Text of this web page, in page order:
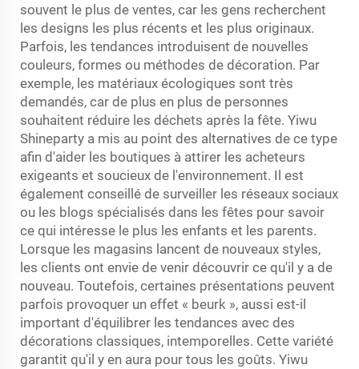
souvent le plus de ventes, car les gens recherchent
les designs les plus récents et les plus originaux.
Parfois, les tendances introduisent de nouvelles
couleurs, formes ou méthodes de décoration. Par
exemple, les matériaux écologiques sont très
demandés, car de plus en plus de personnes
souhaitent réduire les déchets après la fête. Yiwu
Shineparty a mis au point des alternatives de ce type
afin d'aider les boutiques à attirer les acheteurs
exigeants et soucieux de l'environnement. Il est
également conseillé de surveiller les réseaux sociaux
ou les blogs spécialisés dans les fêtes pour savoir
ce qui intéresse le plus les enfants et les parents.
Lorsque les magasins lancent de nouveaux styles,
les clients ont envie de venir découvrir ce qu'il y a de
nouveau. Toutefois, certaines présentations peuvent
parfois provoquer un effet « beurk », aussi est-il
important d'équilibrer les tendances avec des
décorations classiques, intemporelles. Cette variété
garantit qu'il y en aura pour tous les goûts. Yiwu